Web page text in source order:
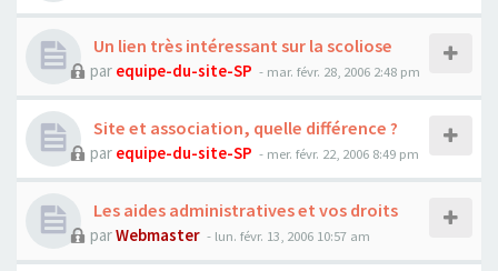
Un lien très intéressant sur la scoliose
par equipe-du-site-SP - mar. févr. 28, 2006 2:48 pm
Site et association, quelle différence ?
par equipe-du-site-SP - mer. févr. 22, 2006 8:49 pm
Les aides administratives et vos droits
parWebmaster - lun. févr. 13, 2006 10:57 am